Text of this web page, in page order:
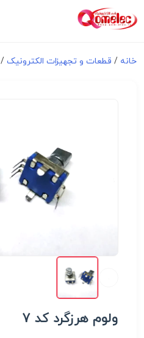
خانه / قطعات و تجهیزات الکترونیک/
ولوم هرزگرد کد 7